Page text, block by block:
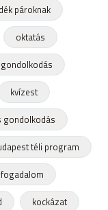
pároknak
oktatás
kvízest
gondolkodás
téli program
kockázat